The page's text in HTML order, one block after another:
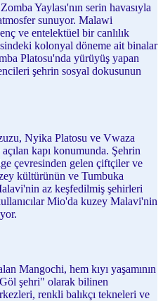
Yaylası'nın serin havasıyla
sunuyor. Malawi
ve entelektüel bir canlılık
kolonyal döneme ait binalar
Platosu'nda yürüyüş yapan
şehrin sosyal dokusunun
Nyika Platosu ve Vwaza
kapı konumunda. Şehrin
çevresinden gelen çiftçiler ve
kültürünün ve Tumbuka
az keşfedilmiş şehirleri
Mio'da kuzey Malavi'nin
Mangochi, hem kıyı yaşamının
şehri" olarak bilinen
renkli balıkçı tekneleri ve